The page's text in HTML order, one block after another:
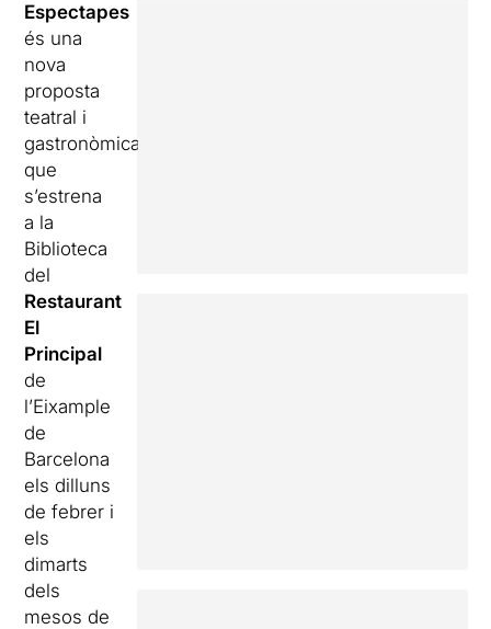
Espectapes
és una
nova
proposta
teatral i
gastronòmica
que
s’estrena
a la
Biblioteca
del
Restaurant
El
Principal
de
l’Eixample
de
Barcelona
els dilluns
de febrer i
els
dimarts
dels
mesos de